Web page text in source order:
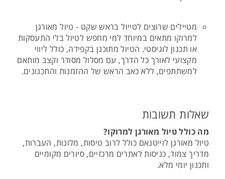
מטיילים שרוצים לטייול בראש שקט - טיול מאורגן
למרוקו מתאים במיוחד למי מחפש לטיול בלי התעסקות
או תכנון לוגיסטי. הטיול מתוכנן בקפידה, כולל ליווי
מקצועי לאורך כל הדרך, עם מסלול מסודר וקצב מותאם
למשתתפים, ללא כאב הראש של ההזמנות והתכנונים.
שאלות תשובות
מה כולל טיול מאורגן למרוקו?
טיול מאורגן לוייטנאם כולל לרוב טיסות, מלונות, העברות,
מדריך צמוד, כניסות לאתרים מרכזיים, סיורים מקומיים
ותכנון יומי מלא.